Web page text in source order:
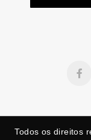
Todos os direitos